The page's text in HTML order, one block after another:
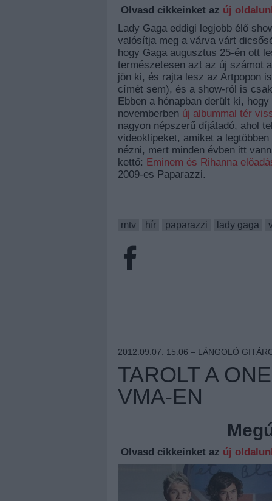
Olvasd cikkeinket az új
Lady Gaga eddigi legjobb élő
valósítja meg a várva várt
hogy Gaga augusztus 25-én ott
természetesen azt az új számot
jön ki, és rajta lesz az Artpopon
címét sem), és a show-ról is
Ebben a hónapban derült ki,
novemberben új albummal tér
nagyon népszerű díjátadó, ahol
videoklipeket, amiket a
nézni, mert minden évben itt
kettő: Eminem és Rihanna
2009-es Paparazzi.
mtv
hír paparazzi lady gaga
2012.09.07. 15:06 – LÁNGOLÓ
TAROLT A
VMA-EN
Olvasd cikkeinket az új